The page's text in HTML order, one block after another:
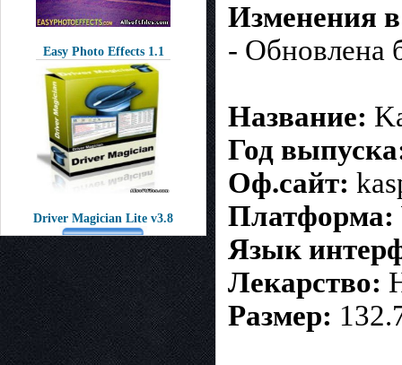
Easy Photo Effects 1.1
Driver Magician Lite v3.8
Изменения
- Обновлена
Название:
Год
Оф.сайт:
Платформа:
Язык
Лекарство:
Размер: